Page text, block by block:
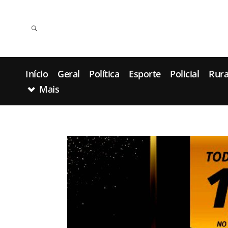
Início Geral Política Esporte Policial
Mais